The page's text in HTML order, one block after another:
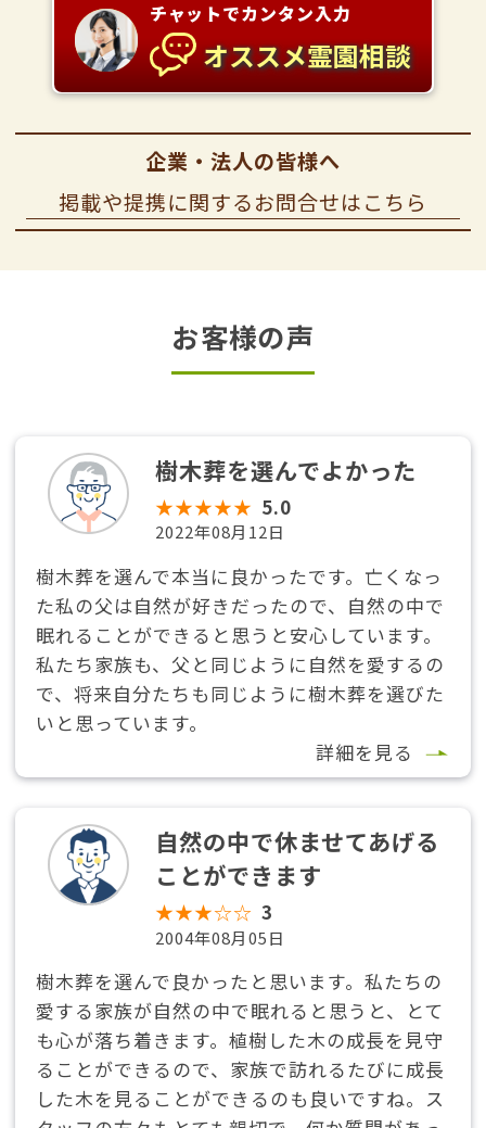
チャットでカンタン入力
オススメ霊園相談
企業・法人の皆様へ
掲載や提携に関するお問合せはこちら
お客様の声
樹木葬を選んでよかった
★★★★★ 5.0
2022年08月12日
詳細を見る
樹木葬を選んで本当に良かったです。亡くなっ
た私の父は自然が好きだったので、自然の中で
眠れることができると思うと安心しています。
私たち家族も、父と同じように自然を愛するの
で、将来自分たちも同じように樹木葬を選びた
いと思っています。
自然の中で休ませてあげる
ことができます
★★★☆☆ 3
2004年08月05日
樹木葬を選んで良かったと思います。私たちの
愛する家族が自然の中で眠れると思うと、とて
も心が落ち着きます。植樹した木の成長を見守
ることができるので、家族で訪れるたびに成長
した木を見ることができるのも良いですね。ス